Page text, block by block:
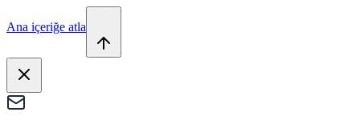
Ana içeriğe atla